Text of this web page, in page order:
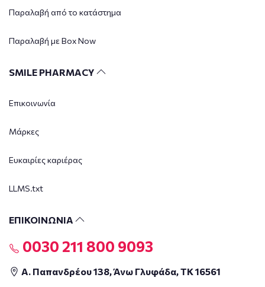
Παραλαβή από το κατάστημα
Παραλαβή με Box Now
SMILE PHARMACY
Επικοινωνία
Μάρκες
Ευκαιρίες καριέρας
LLMS.txt
ΕΠΙΚΟΙΝΩΝΙΑ
0030 211 800 9093
Α. Παπανδρέου 138, Άνω Γλυφάδα, ΤΚ 16561